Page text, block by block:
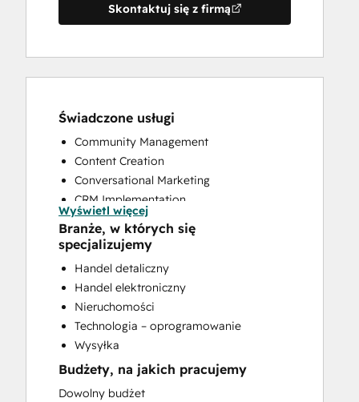
Skontaktuj się z firmą
Świadczone usługi
Community Management
Content Creation
Conversational Marketing
CRM Implementation
CRM Migration
Custom API Integrations
Customer Marketing
Email Marketing
Full Inbound Marketing Services
Help Desk Implementation
Paid Advertising
Sales and Marketing Alignment
Sales Enablement
Social Media
Wyświetl więcej
Branże, w których się
specjalizujemy
Handel detaliczny
Handel elektroniczny
Nieruchomości
Technologia – oprogramowanie
Wysyłka
Budżety, na jakich pracujemy
Dowolny budżet